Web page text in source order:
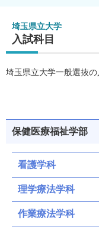
埼玉県立大学
入試科目
埼玉県立大学一般選抜の
保健医療福祉学部
看護学科
理学療法学科
作業療法学科